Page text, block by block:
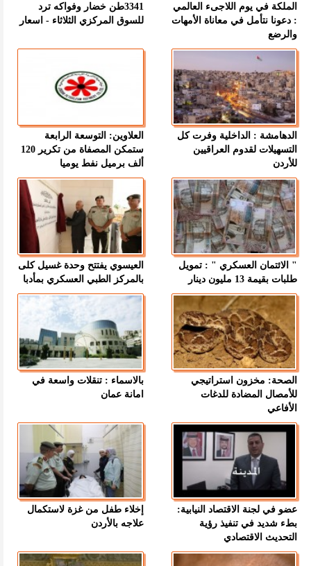
الملكة في يوم اللاجىء العالمي
: دعونا نتأمل في معاناة الأمهات
والرضع
3341طن خضار وفواكه ترد
للسوق المركزي الثلاثاء - اسعار
الدهامشة : الداخلية وفرت كل
التسهيلات لقدوم العراقيين
للأردن
العلاوين: التوسعة الرابعة
ستمكن المصفاة من تكرير 120
ألف برميل نفط يوميا
" الائتمان العسكري " : تمويل
طلبات بقيمة 13 مليون دينار
العيسوي يفتتح وحدة غسيل كلى
بالمركز الطبي العسكري بمأدبا
الصحة: مخزون استراتيجي
للأمصال المضادة للدغات
الأفاعي
بالاسماء : تنقلات واسعة في
امانة عمان
عضو في لجنة الاقتصاد النيابية:
بطء شديد في تنفيذ رؤية
التحديث الاقتصادي
إخلاء طفل من غزة لاستكمال
علاجه بالأردن